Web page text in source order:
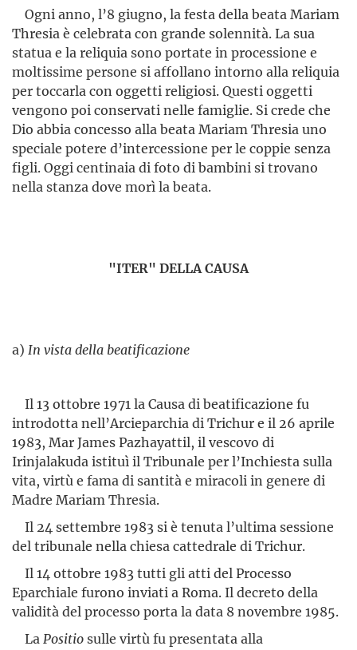
Ogni anno, l’8 giugno, la festa della beata Mariam
Thresia è celebrata con grande solennità. La sua
statua e la reliquia sono portate in processione e
moltissime persone si affollano intorno alla reliquia
per toccarla con oggetti religiosi. Questi oggetti
vengono poi conservati nelle famiglie. Si crede che
Dio abbia concesso alla beata Mariam Thresia uno
speciale potere d’interces­sione per le coppie senza
figli. Oggi centinaia di foto di bambini si trovano
nella stanza dove morì la beata.
"ITER" DELLA CAUSA
a) In vista della beatificazione
Il 13 ottobre 1971 la Causa di beatificazione fu
introdotta nel­l’Arcieparchia di Trichur e il 26 aprile
1983, Mar James Pazhayattil, il vescovo di
Irinjalakuda istituì il Tribunale per l’Inchiesta sulla
vita, virtù e fama di santità e miracoli in genere di
Madre Mariam Thresia.
Il 24 settembre 1983 si è tenuta l’ultima sessione
del tribunale nella chiesa cattedrale di Trichur.
Il 14 ottobre 1983 tutti gli atti del Processo
Eparchiale furono inviati a Roma. Il decreto della
validità del processo porta la data 8 novembre 1985.
LaPositiosulle virtù fu presentata alla